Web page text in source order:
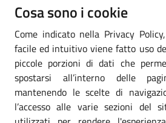
Cosa sono i cookie
Come indicato nella Privacy
facile ed intuitivo viene fatto uso
piccole porzioni di dati che
spostarsi all’interno delle
mantenendo le scelte di
l’accesso alle varie sezioni del